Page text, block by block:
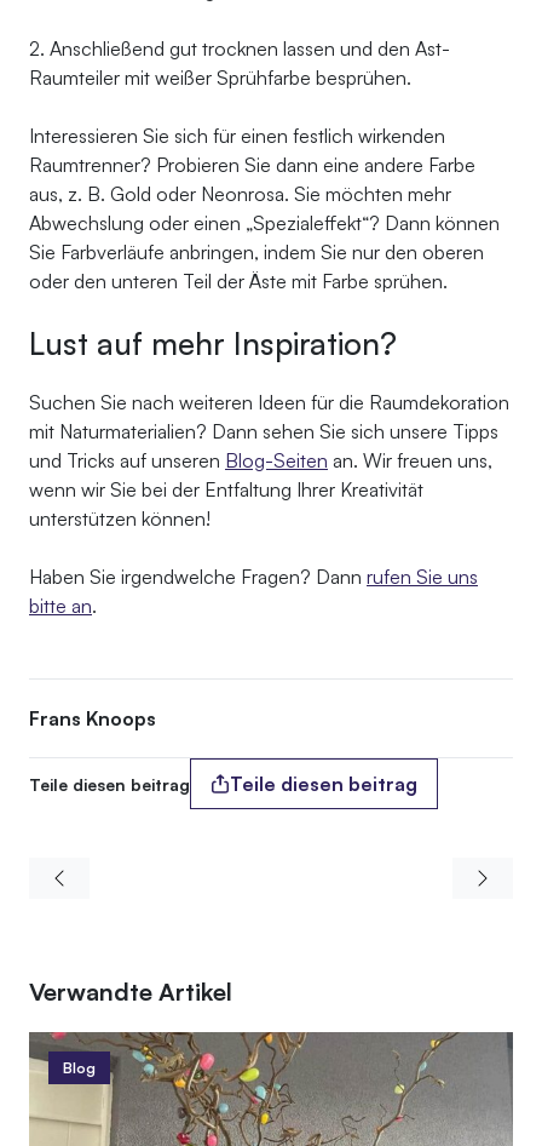
2. Anschließend gut trocknen lassen und den Ast-
Raumteiler mit weißer Sprühfarbe besprühen.
Interessieren Sie sich für einen festlich wirkenden
Raumtrenner? Probieren Sie dann eine andere Farbe
aus, z. B. Gold oder Neonrosa. Sie möchten mehr
Abwechslung oder einen „Spezialeffekt“? Dann können
Sie Farbverläufe anbringen, indem Sie nur den oberen
oder den unteren Teil der Äste mit Farbe sprühen.
Lust auf mehr Inspiration?
Suchen Sie nach weiteren Ideen für die Raumdekoration
mit Naturmaterialien? Dann sehen Sie sich unsere Tipps
und Tricks auf unseren Blog-Seiten an. Wir freuen uns,
wenn wir Sie bei der Entfaltung Ihrer Kreativität
unterstützen können!
Haben Sie irgendwelche Fragen? Dann rufen Sie uns
bitte an.
Frans Knoops
Teile diesen beitrag Teile diesen beitrag
Verwandte Artikel
Blog